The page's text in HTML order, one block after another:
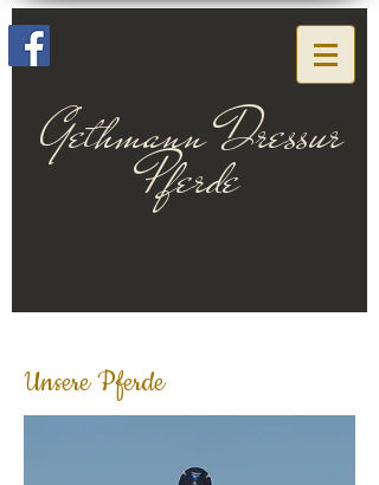
Gethmann Dressur
Pferde
Unsere Pferde